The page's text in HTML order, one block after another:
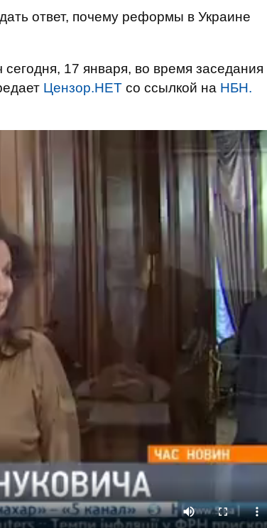
ответ, почему реформы в Украине
17 января, во время заседания
Цензор.НЕТ со ссылкой на НБН.